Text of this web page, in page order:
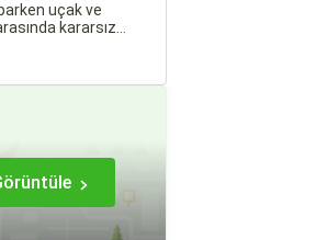
uçak ve
kararsız